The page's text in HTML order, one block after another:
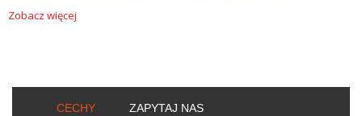
Zobacz więcej
CECHY ZAPYTAJ NAS